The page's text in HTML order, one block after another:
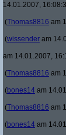
14.01.2007,
(Thomas8816 am
(wissender am
am 14.01.2007,
(Thomas8816 am
(bones14 am
(Thomas8816 am
(bones14 am